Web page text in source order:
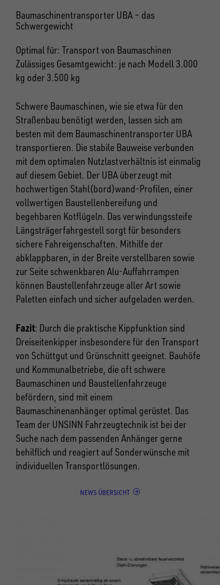
Baumaschinentransporter UBA – das
Schwergewicht
Optimal für: Transport von Baumaschinen
Zulässiges Gesamtgewicht: je nach Modell 3.000
kg oder 3.500 kg
Schwere Baumaschinen, wie sie etwa für den
Straßenbau benötigt werden, lassen sich am
besten mit dem Baumaschinentransporter UBA
transportieren. Die stabile Bauweise verbunden
mit dem optimalen Nutzlastverhältnis ist einmalig
auf diesem Gebiet. Der UBA überzeugt mit
hochwertigen Stahl(bord)wand-Profilen, einer
vollwertigen Baustellenbereifung und
begehbaren Kotflügeln. Das verwindungssteife
Längsträgerfahrgestell sorgt für besonders
sichere Fahreigenschaften. Mithilfe der
abklappbaren, in der Breite verstellbaren sowie
zur Seite schwenkbaren Alu-Auffahrrampen
können Baustellenfahrzeuge aller Art sowie
Paletten einfach und sicher aufgeladen werden.
Fazit: Durch die praktische Kippfunktion sind
Dreiseitenkipper insbesondere für den Transport
von Schüttgut und Grünschnitt geeignet. Bauhöfe
und Kommunalbetriebe, die oft schwere
Baumaschinen und Baustellenfahrzeuge
befördern, sind mit einem
Baumaschinenanhänger optimal gerüstet. Das
Team der UNSINN Fahrzeugtechnik ist bei der
Suche nach dem passenden Anhänger gerne
behilflich und reagiert auf Sonderwünsche mit
individuellen Transportlösungen.
NEWS ÜBERSICHT